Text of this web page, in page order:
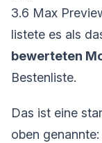
3.6 Max
listete es als
bewerteten
Bestenliste.
Das ist eine
oben